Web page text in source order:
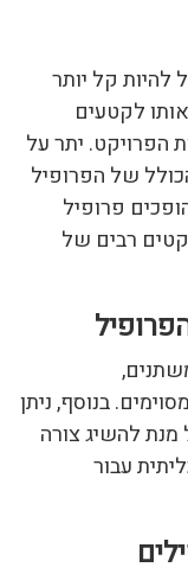
להיות קל יותר
לקטעים
הפרויקט. יתר על
של הפרופיל
פרופיל
רבים של
בנוסף, ניתן
להשיג צורה
עבור